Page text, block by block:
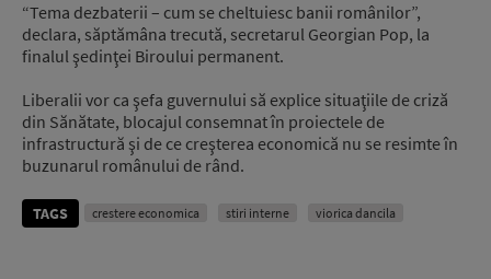
“Tema dezbaterii – cum se cheltuiesc banii românilor”,
declara, săptămâna trecută, secretarul Georgian Pop, la
finalul şedinţei Biroului permanent.
Liberalii vor ca şefa guvernului să explice situaţiile de criză
din Sănătate, blocajul consemnat în proiectele de
infrastructură şi de ce creşterea economică nu se resimte în
buzunarul românului de rând.
TAGS crestere economica stiri interne viorica dancila